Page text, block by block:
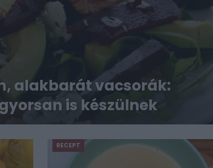
alakbarát vacsorák:
is készülnek
RECEPT